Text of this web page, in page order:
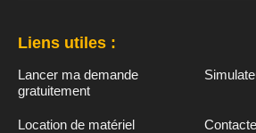
Liens utiles :
Lancer ma demande
gratuitement
Location de matériel